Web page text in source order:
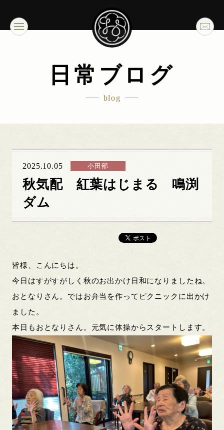
日常ブログ
blog
2025.10.05 小田部
秋気配 紅葉はじまる 鳴渕
ダム
皆様、こんにちは。
今日はすがすがしく秋のお出かけ日和になりましたね。
おとなりさん。ではお弁当を作ってピクニックに出かけ
ました。
本日もおとなりさん。元気に体操からスタートします。